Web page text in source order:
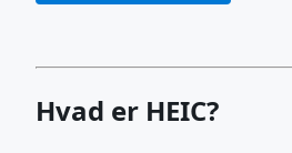
Hvad er HEIC?